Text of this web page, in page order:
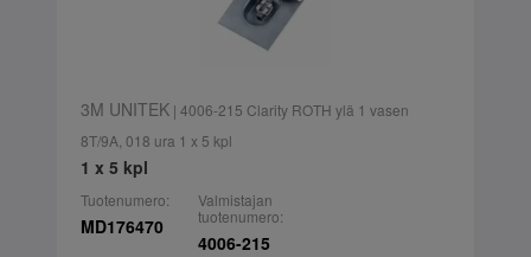
3M UNITEK| 4006-215 Clarity ROTH ylä 1 vasen
8T/9A, 018 ura 1 x 5 kpl
1 x 5 kpl
Tuotenumero:
MD176470
Valmistajan
tuotenumero:
4006-215